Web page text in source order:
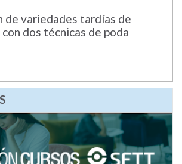
de variedades tardías de
dos técnicas de poda